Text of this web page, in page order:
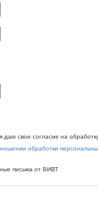
даю свое согласие на
обработки
письма от ВИВТ